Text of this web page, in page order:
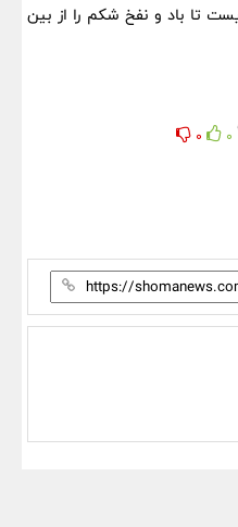
تا باد و نفخ شکم را از بین
0
0